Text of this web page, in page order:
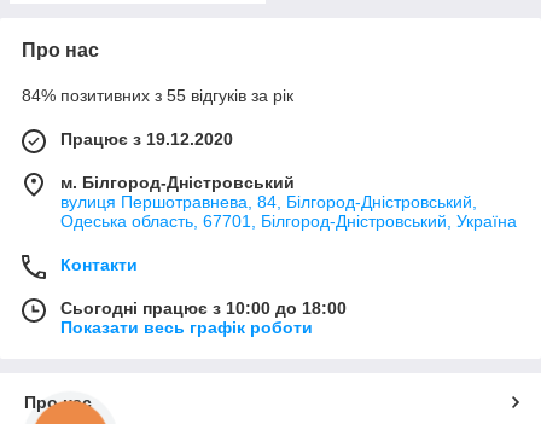
Про нас
84% позитивних з 55 відгуків за рік
Працює з 19.12.2020
м. Білгород-Дністровський
вулиця Першотравнева, 84, Білгород-Дністровський,
Одеська область, 67701, Білгород-Дністровський, Україна
Контакти
Сьогодні працює з 10:00 до 18:00
Показати весь графік роботи
Про нас